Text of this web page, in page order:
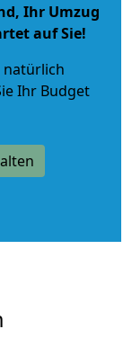
Ihr Umzug
auf Sie!
natürlich
Ihr Budget